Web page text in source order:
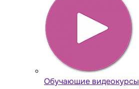
Обучающие видеокурсы